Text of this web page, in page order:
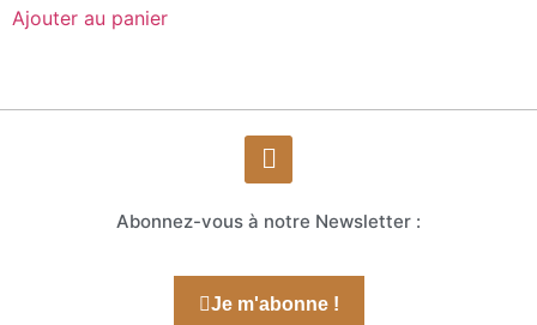
Ajouter au panier
Abonnez-vous à notre Newsletter :
Je m'abonne !